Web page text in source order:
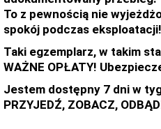
To z pewnością nie
spokój podczas eksploatacji!
Taki egzemplarz, w takim
WAŻNE OPŁATY!
Jestem dostępny 7 dni w
PRZYJEDŹ, ZOBACZ,